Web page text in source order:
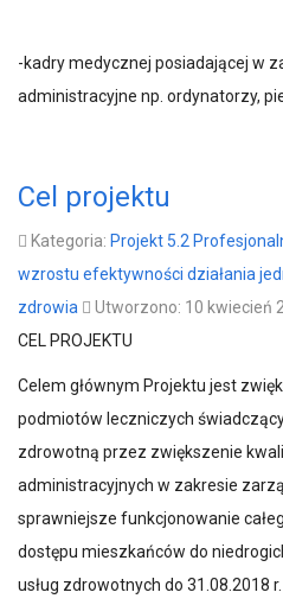
-kadry medycznej posiadającej w
administracyjne np. ordynatorzy,
Cel projektu
Kategoria: Projekt 5.2
wzrostu efektywności działania
zdrowia
Utworzono: 10 kwiecień
CEL PROJEKTU
Celem głównym Projektu jest
podmiotów leczniczych
zdrowotną przez zwiększenie
administracyjnych w zakresie
sprawniejsze funkcjonowanie
dostępu mieszkańców do
usług zdrowotnych do 31.08.2018 r.